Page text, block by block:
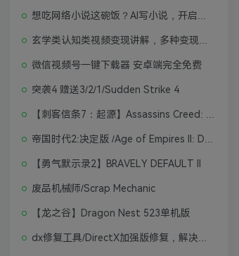
微信视频号一键下载器 安卓端完全免费
突袭4 赠送3/2/1/Sudden Strike 4
【勇气默示录2】BRAVELY DEFAULT II
废品机械师/Scrap Mechanic
【龙之谷】Dragon Nest 523单机版